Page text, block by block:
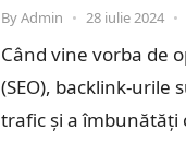
ByAdmin • 28 iulie 2024 •
Când vine vorba de
(SEO), backlink-
trafic și a îmbunătăți